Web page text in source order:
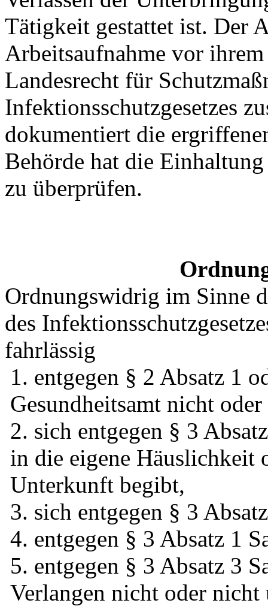
Tätigkeit gestattet ist. Der
Arbeitsaufnahme vor
Landesrecht für
Infektionsschutzgesetzes
dokumentiert die
Behörde hat die
zu überprüfen.
Ordnungswidrig im Sinne
des
fahrlässig
1. entgegen § 2 Absatz 1
Gesundheitsamt nicht
2. sich entgegen § 3
in die eigene Häuslichkeit
Unterkunft begibt,
3. sich entgegen § 3
4. entgegen § 3 Absatz 1
5. entgegen § 3 Absatz 3
Verlangen nicht oder